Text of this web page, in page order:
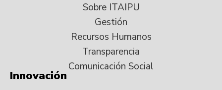
Sobre ITAIPU
Gestión
Recursos Humanos
Transparencia
Comunicación Social
Innovación